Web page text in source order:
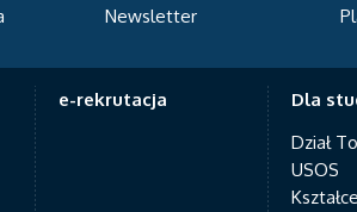
Plany zajęć
e-rekrutacja
Dla
Dział
USOS